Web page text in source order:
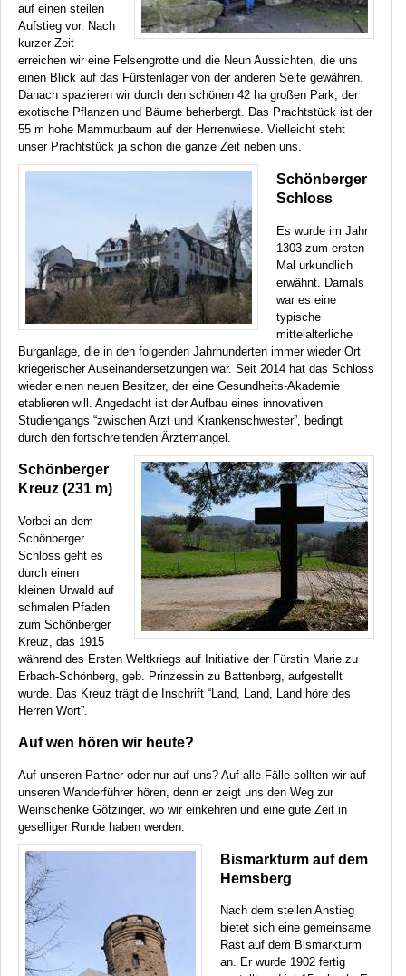
auf einen steilen
Aufstieg vor. Nach
kurzer Zeit
erreichen wir eine Felsengrotte und die Neun Aussichten, die uns
einen Blick auf das Fürstenlager von der anderen Seite gewähren.
Danach spazieren wir durch den schönen 42 ha großen Park, der
exotische Pflanzen und Bäume beherbergt. Das Prachtstück ist der
55 m hohe Mammutbaum auf der Herrenwiese. Vielleicht steht
unser Prachtstück ja schon die ganze Zeit neben uns.
Schönberger
Schloss
Es wurde im Jahr
1303 zum ersten
Mal urkundlich
erwähnt. Damals
war es eine
typische
mittelalterliche
Burganlage, die in den folgenden Jahrhunderten immer wieder Ort
kriegerischer Auseinandersetzungen war. Seit 2014 hat das Schloss
wieder einen neuen Besitzer, der eine Gesundheits-Akademie
etablieren will. Angedacht ist der Aufbau eines innovativen
Studiengangs “zwischen Arzt und Krankenschwester”, bedingt
durch den fortschreitenden Ärztemangel.
Schönberger
Kreuz (231 m)
Vorbei an dem
Schönberger
Schloss geht es
durch einen
kleinen Urwald auf
schmalen Pfaden
zum Schönberger
Kreuz, das 1915
während des Ersten Weltkriegs auf Initiative der Fürstin Marie zu
Erbach-Schönberg, geb. Prinzessin zu Battenberg, aufgestellt
wurde. Das Kreuz trägt die Inschrift “Land, Land, Land höre des
Herren Wort”.
Auf wen hören wir heute?
Auf unseren Partner oder nur auf uns? Auf alle Fälle sollten wir auf
unseren Wanderführer hören, denn er zeigt uns den Weg zur
Weinschenke Götzinger, wo wir einkehren und eine gute Zeit in
geselliger Runde haben werden.
Bismarkturm auf dem
Hemsberg
Nach dem steilen Anstieg
bietet sich eine gemeinsame
Rast auf dem Bismarkturm
an. Er wurde 1902 fertig